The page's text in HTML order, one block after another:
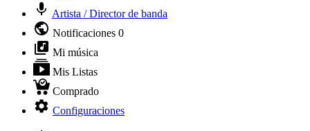
Artista / Director de banda
Notificaciones 0
Mi música
Mis Listas
Comprado
Configuraciones